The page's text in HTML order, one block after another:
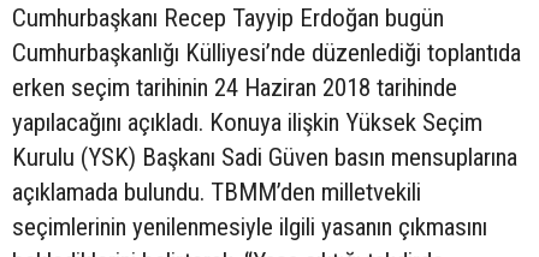
Cumhurbaşkanı Recep Tayyip Erdoğan bugün
Cumhurbaşkanlığı Külliyesi’nde düzenlediği toplantıda
erken seçim tarihinin 24 Haziran 2018 tarihinde
yapılacağını açıkladı. Konuya ilişkin Yüksek Seçim
Kurulu (YSK) Başkanı Sadi Güven basın mensuplarına
açıklamada bulundu. TBMM’den milletvekili
seçimlerinin yenilenmesiyle ilgili yasanın çıkmasını